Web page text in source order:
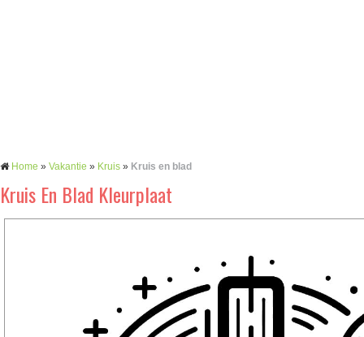
Home » Vakantie » Kruis » Kruis en blad
Kruis En Blad Kleurplaat